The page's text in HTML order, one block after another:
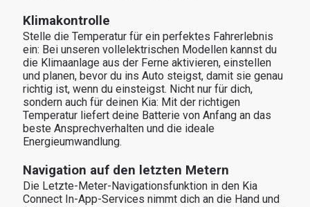
Klimakontrolle
Stelle die Temperatur für ein perfektes Fahrerlebnis
ein: Bei unseren vollelektrischen Modellen kannst du
die Klimaanlage aus der Ferne aktivieren, einstellen
und planen, bevor du ins Auto steigst, damit sie genau
richtig ist, wenn du einsteigst. Nicht nur für dich,
sondern auch für deinen Kia: Mit der richtigen
Temperatur liefert deine Batterie von Anfang an das
beste Ansprechverhalten und die ideale
Energieumwandlung.
Navigation auf den letzten Metern
Die Letzte-Meter-Navigationsfunktion in den Kia
Connect In-App-Services nimmt dich an die Hand und